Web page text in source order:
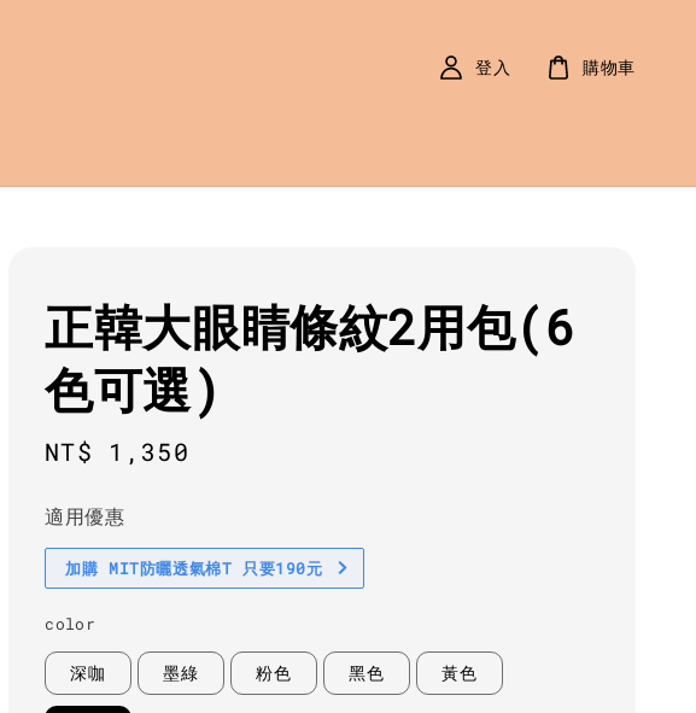
登入 購物車
正韓大眼睛條紋2用包(6
色可選)
Regular
NT$ 1,350
適用優惠
加購 MIT防曬透氣棉T 只要190元
color
深咖 墨綠 粉色 黑色 黃色